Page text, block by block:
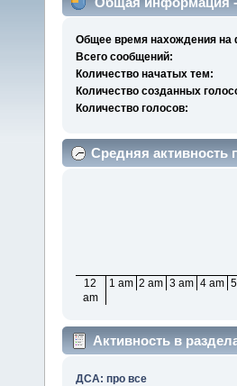
Общее время нахождения на
Всего сообщений:
Количество начатых тем:
Количество созданных
Количество голосов:
Средняя активность
12
am
1 am 2 am 3 am 4 am
Активность в
ДСА: про все